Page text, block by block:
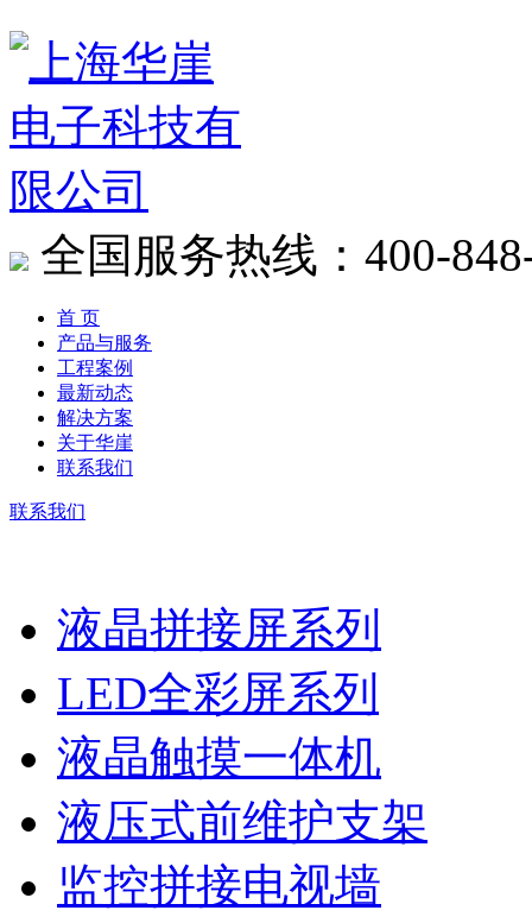
全国服务热线：400-
首 页
产品与服务
工程案例
最新动态
解决方案
关于华崖
联系我们
联系我们
液晶拼接屏系列
LED全彩屏系列
液晶触摸一体机
液压式前维护支架
监控拼接电视墙